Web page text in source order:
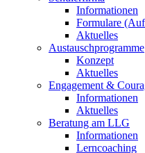
Informationen
Formulare
Aktuelles
Austauschprogramme
Konzept
Aktuelles
Engagement &
Informationen
Aktuelles
Beratung am LLG
Informationen
Lerncoaching